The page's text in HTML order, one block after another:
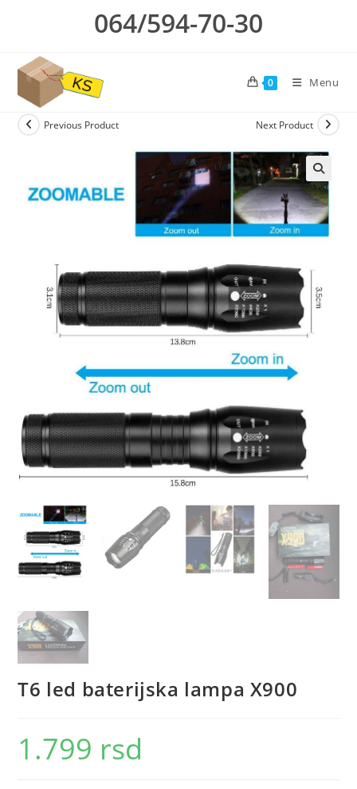
064/594-70-30
0 Menu
Previous Product Next Product
T6 led baterijska lampa X900
1.799 rsd